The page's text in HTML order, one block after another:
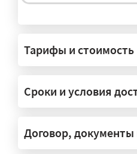
— На тралах и
платформах,
конструкции.
под конкретные
Тарифы и стоимость
Сроки и условия
Договор, документы